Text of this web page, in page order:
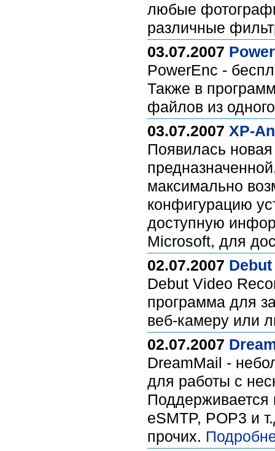
любые
различные
03.07.2007
PowerEnc -
Также в
файлов из
03.07.2007 XP-
Появилась
максимально
конфигурацию
доступную
Microsoft, для
02.07.2007
Debut Video
программа для
веб-камеру или
02.07.2007
DreamMail -
для работы с
Поддерживается
eSMTP, POP3 и
прочих.